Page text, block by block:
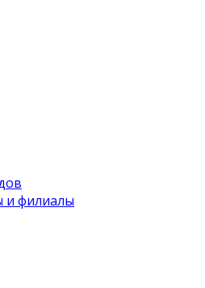
и филиалы